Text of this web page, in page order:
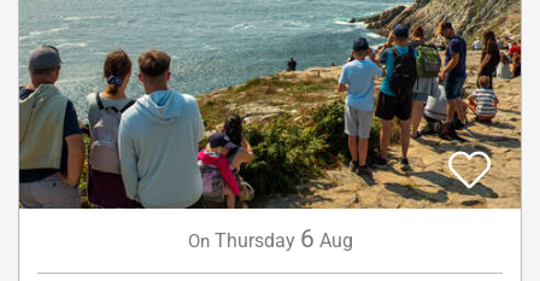
On Thursday 6 Aug